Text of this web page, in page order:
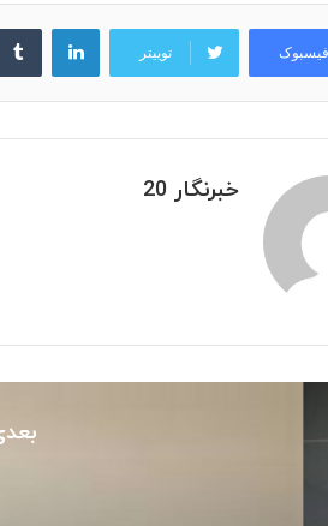
فیسبوک توییتر
لینکدین
خبرنگار 20